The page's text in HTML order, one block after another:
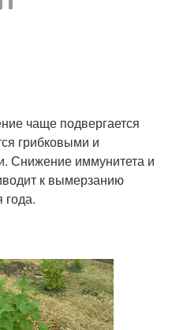
чаще подвергается
грибковыми и
Снижение иммунитета и
к вымерзанию